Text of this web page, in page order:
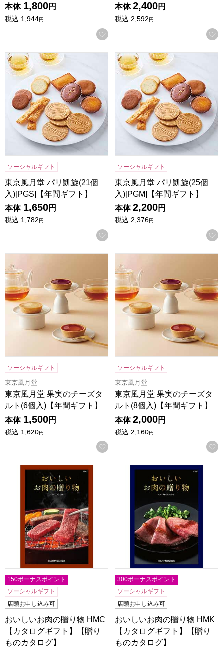
本体 1,800円
税込 1,944円
お気に入りに登録する
本体 2,400円
税込 2,592円
東京風月堂 パリ凱旋(21個入)[PGS]【年間ギフト】
ソーシャルギフト
東京風月堂 パリ凱旋(21個
入)[PGS]【年間ギフト】
本体 1,650円
税込 1,782円
お気に入りに登録する
東京風月堂 パリ凱旋(25個入
ソーシャルギフト
東京風月堂 パリ凱旋(25個
入)[PGM]【年間ギフト】
本体 2,200円
税込 2,376円
ソーシャルギフト
東京風月堂
東京風月堂 果実のチーズタ
ルト(6個入)【年間ギフト】
本体 1,500円
税込 1,620円
お気に入りに登録する
ソーシャルギフト
東京風月堂
東京風月堂 果実のチーズタ
ルト(8個入)【年間ギフト】
本体 2,000円
税込 2,160円
おいしいお肉の贈り物 HMC【カタログギフト】【贈りもの
150ボーナスポイント
ソーシャルギフト
店頭お申し込み可
おいしいお肉の贈り物 HMC
【カタログギフト】【贈り
ものカタログ】
おいしいお肉の贈り物 HMK
300ボーナスポイント
ソーシャルギフト
店頭お申し込み可
おいしいお肉の贈り物 HMK
【カタログギフト】【贈り
ものカタログ】